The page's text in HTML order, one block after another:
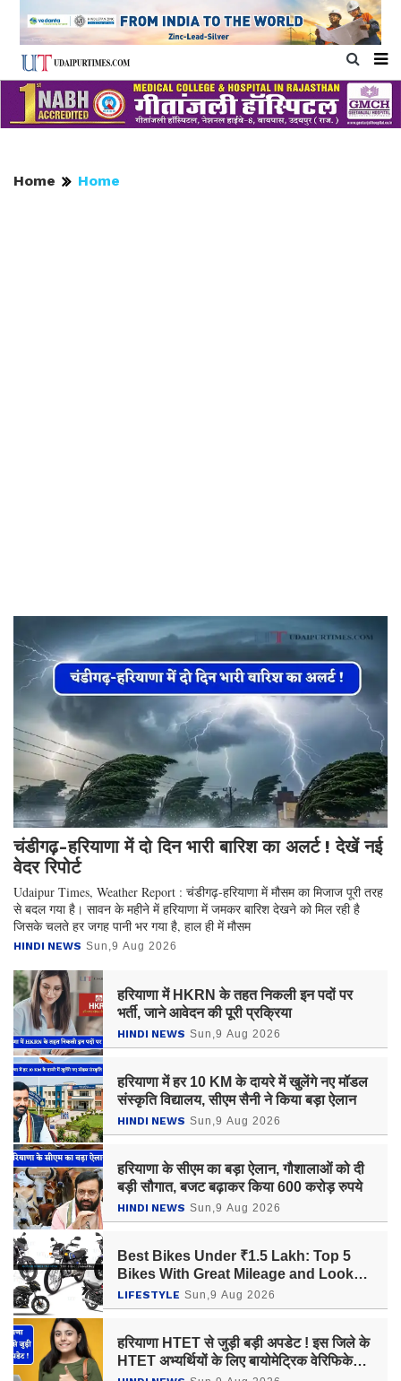
Home Home
चंडीगढ़-हरियाणा में दो दिन भारी बारिश का अलर्ट ! देखें नई
वेदर रिपोर्ट
Udaipur Times, Weather Report : चंडीगढ़-हरियाणा में मौसम का मिजाज पूरी तरह
से बदल गया है। सावन के महीने में हरियाणा में जमकर बारिश देखने को मिल रही है
जिसके चलते हर जगह पानी भर गया है, हाल ही में मौसम
HINDI NEWS Sun,9 Aug 2026
हरियाणा में HKRN के तहत निकली इन पदों पर
भर्ती, जाने आवेदन की पूरी प्रक्रिया
HINDI NEWS Sun,9 Aug 2026
हरियाणा में हर 10 KM के दायरे में खुलेंगे नए मॉडल
संस्कृति विद्यालय, सीएम सैनी ने किया बड़ा ऐलान
HINDI NEWS Sun,9 Aug 2026
हरियाणा के सीएम का बड़ा ऐलान, गौशालाओं को दी
बड़ी सौगात, बजट बढ़ाकर किया 600 करोड़ रुपये
HINDI NEWS Sun,9 Aug 2026
Best Bikes Under ₹1.5 Lakh: Top 5
Bikes With Great Mileage and Looks
— Check the Best Pick
LIFESTYLE Sun,9 Aug 2026
हरियाणा HTET से जुड़ी बड़ी अपडेट ! इस जिले के
HTET अभ्यर्थियों के लिए बायोमेट्रिक वेरिफिकेशन